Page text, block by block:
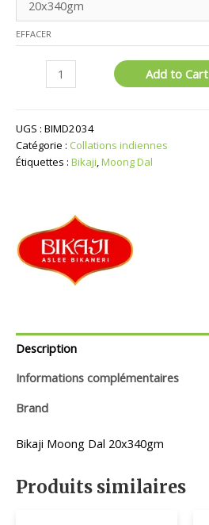
EFFACER
quantité
Dal
Add to Cart
UGS : BIMD2034
Catégorie : Collations indiennes
Étiquettes : Bikaji,Moong Dal
Description
Informations complémentaires
Brand
Bikaji Moong Dal 20x340gm
Produits similaires